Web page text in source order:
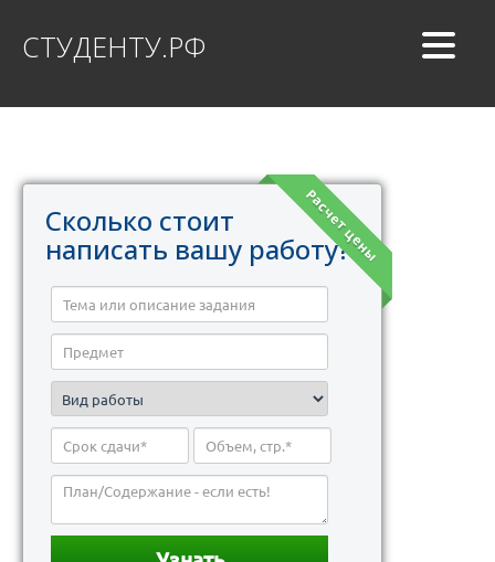
СТУДЕНТУ.РФ
Расчет цены
Сколько стоит
написать вашу работу?